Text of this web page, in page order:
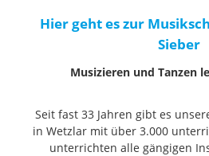
Hier geht es zur
Sieber
Musizieren und Tanzen
Seit fast 33 Jahren gibt es
in Wetzlar mit über 3.000
unterrichten alle gängigen